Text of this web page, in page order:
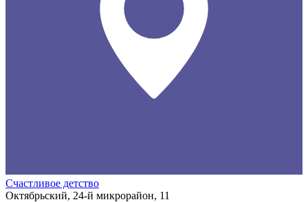
Счастливое детство
Октябрьский, 24-й микрорайон, 11